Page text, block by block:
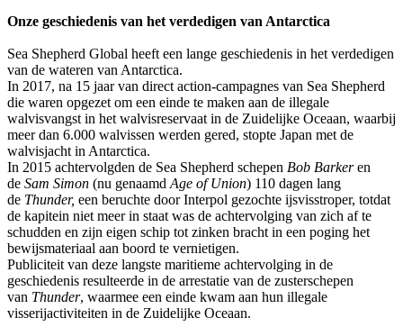
Onze geschiedenis van het verdedigen van Antarctica
Sea Shepherd Global heeft een lange geschiedenis in het verdedigen
van de wateren van Antarctica.
In 2017, na 15 jaar van direct action-campagnes van Sea Shepherd
die waren opgezet om een einde te maken aan de illegale
walvisvangst in het walvisreservaat in de Zuidelijke Oceaan, waarbij
meer dan 6.000 walvissen werden gered, stopte Japan met de
walvisjacht in Antarctica.
In 2015 achtervolgden de Sea Shepherd schepen Bob Barkeren
de Sam Simon (nu genaamd Age of Union) 110 dagen lang
de Thunder, een beruchte door Interpol gezochte ijsvisstroper, totdat
de kapitein niet meer in staat was de achtervolging van zich af te
schudden en zijn eigen schip tot zinken bracht in een poging het
bewijsmateriaal aan boord te vernietigen.
Publiciteit van deze langste maritieme achtervolging in de
geschiedenis resulteerde in de arrestatie van de zusterschepen
van Thunder, waarmee een einde kwam aan hun illegale
visserijactiviteiten in de Zuidelijke Oceaan.